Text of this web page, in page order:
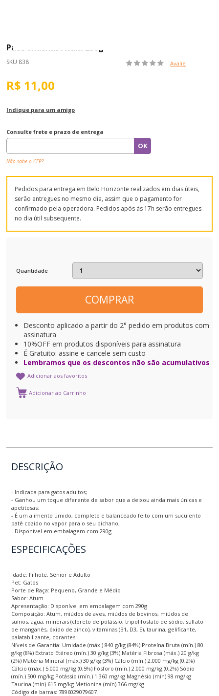
Patê Whiskas Atum 290g
SKU 838 Avalie
R$ 11,00
Indique para um amigo
Consulte frete e prazo de entrega
Não sabe o CEP?
Pedidos para entrega em Belo Horizonte realizados em dias úteis,
serão entregues no mesmo dia, assim que o pagamento for
confirmado pela operadora. Pedidos após às 17h serão entregues
no dia útil subsequente.
Quantidade
COMPRAR
Desconto aplicado a partir do 2° pedido em produtos com
assinatura
10%OFF em produtos disponíveis para assinatura
É Gratuito: assine e cancele sem custo
Lembramos que os descontos não são acumulativos
Adicionar aos favoritos
DESCRIÇÃO
- Indicada para gatos adultos;
- Ganhou um toque diferente de sabor que a deixou ainda mais únicas e
apetitosas;
- É um alimento úmido, completo e balanceado feito com um suculento
patê cozido no vapor para o seu bichano;
- Disponível em embalagem com 290g.
ESPECIFICAÇÕES
Idade: Filhote, Sênior e Adulto
Pet: Gatos
Porte de Raça: Pequeno, Grande e Médio
Sabor: Atum
Apresentação: Disponível em embalagem com 290g
Composição: Atum, miúdos de aves, miúdos de bovinos, miúdos de
suínos, água, minerais (cloreto de potássio, tripolifosfato de sódio, sulfato
de manganês, óxido de zinco), vitaminas (B1, D3, E), taurina, gelificante,
palatabilizante, corantes
Níveis de Garantia: Umidade (máx.) 840 g/kg (84%) Proteína Bruta (mín.) 80
g/kg (8%) Extrato Etéreo (mín.) 30 g/kg (3%) Matéria Fibrosa (máx.) 20 g/kg
(2%) Matéria Mineral (máx.) 30 g/kg (3%) Cálcio (mín.) 2.000 mg/kg (0,2%)
Cálcio (máx.) 5.000 mg/kg (0,5%) Fósforo (mín.) 2.000 mg/kg (0,2%) Sódio
(mín.) 500 mg/kg Potássio (mín.) 1.360 mg/kg Magnésio (mín) 98 mg/kg
Taurina (mín) 615 mg/kg Metionina (mín) 366 mg/kg
Código de barras: 7896029079607